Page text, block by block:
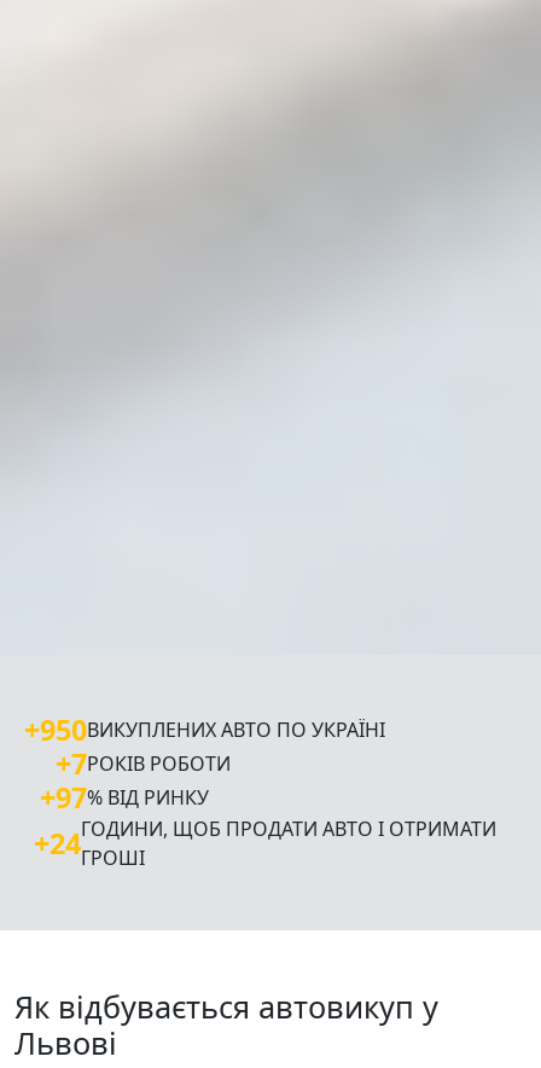
+950ВИКУПЛЕНИХ АВТО ПО УКРАЇНІ
+7РОКІВ РОБОТИ
+97% ВІД РИНКУ
+24ГОДИНИ, ЩОБ ПРОДАТИ АВТО І ОТРИМАТИ
ГРОШІ
Як відбувається автовикуп у
Львові